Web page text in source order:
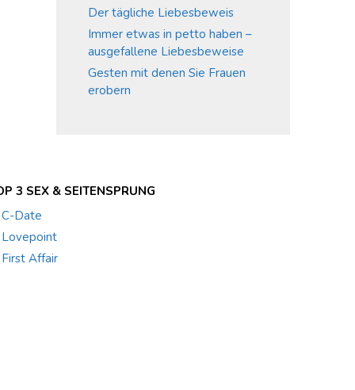
Der tägliche Liebesbeweis
Immer etwas in petto haben –
ausgefallene Liebesbeweise
Gesten mit denen Sie Frauen
erobern
3 SEX & SEITENSPRUNG
Date
Lovepoint
Affair